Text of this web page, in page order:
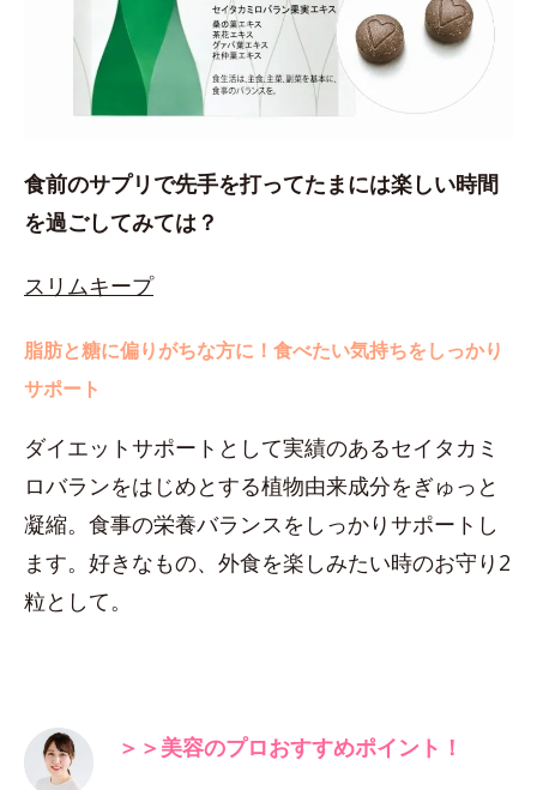
食前のサプリで先手を打ってたまには楽しい時間
を過ごしてみては？
スリムキープ
脂肪と糖に偏りがちな方に！食べたい気持ちをしっかり
サポート
ダイエットサポートとして実績のあるセイタカミ
ロバランをはじめとする植物由来成分をぎゅっと
凝縮。食事の栄養バランスをしっかりサポートし
ます。好きなもの、外食を楽しみたい時のお守り2
粒として。
＞＞美容のプロおすすめポイント！